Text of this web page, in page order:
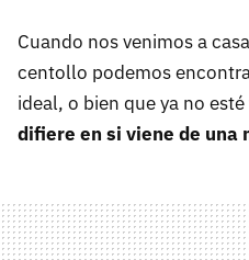
Cuando nos venimos a
centollo podemos
ideal, o bien que ya no esté
difiere en si viene de una